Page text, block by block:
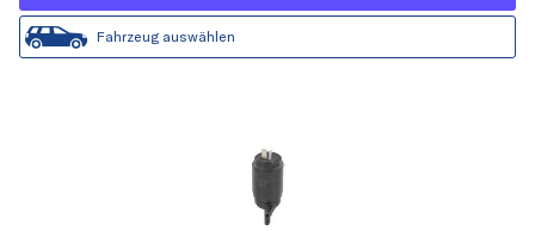
Fahrzeug auswählen